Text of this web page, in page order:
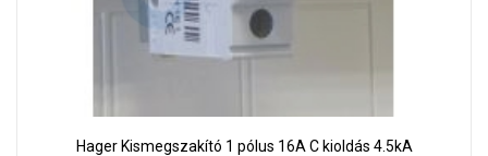
Hager Kismegszakító 1 pólus 16A C kioldás 4.5kA